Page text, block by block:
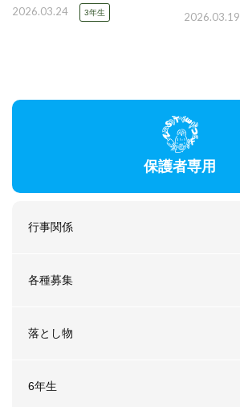
2026.03.24 3年生 2026.03.19
保護者専用
行事関係
各種募集
落とし物
6年生